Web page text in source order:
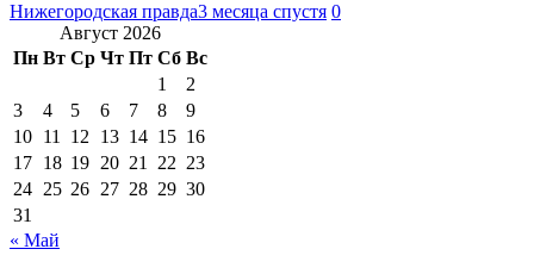
Нижегородская правда3 месяца спустя 0
Август 2026
Пн Вт Ср Чт Пт Сб Вс
1
2
3
4 5 6 7 8
9
10 11 12 13 14 15 16
17 18 19 20 21 22 23
24 25 26 27 28 29 30
31
« Май